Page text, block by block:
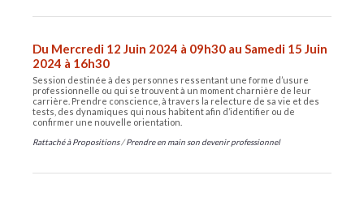
Du Mercredi 12 Juin 2024 à 09h30 au Samedi 15 Juin
2024 à 16h30
Session destinée à des personnes ressentant une forme d’usure
professionnelle ou qui se trouvent à un moment charnière de leur
carrière. Prendre conscience, à travers la relecture de sa vie et des
tests, des dynamiques qui nous habitent afin d’identifier ou de
confirmer une nouvelle orientation.
Rattaché à Propositions /Prendre en main son devenir professionnel